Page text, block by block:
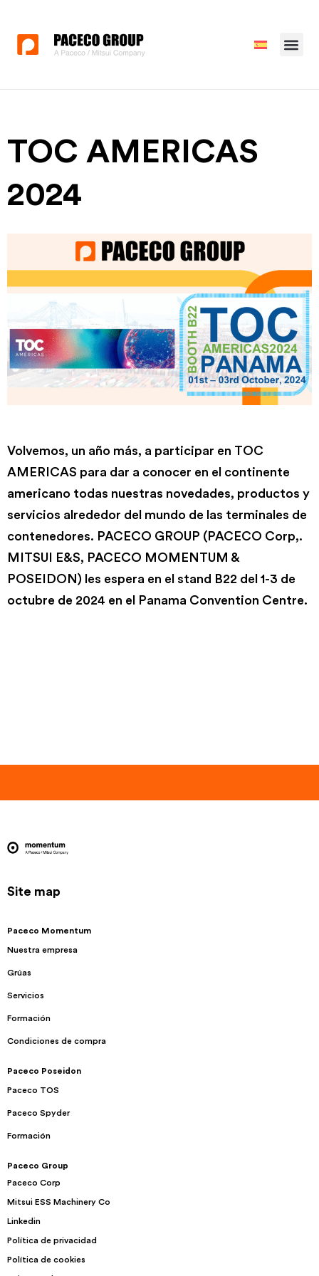
TOC AMERICAS
2024
Volvemos, un año más, a participar en TOC
AMERICAS para dar a conocer en el continente
americano todas nuestras novedades, productos y
servicios alrededor del mundo de las terminales de
contenedores. PACECO GROUP (PACECO Corp,.
MITSUI E&S, PACECO MOMENTUM &
POSEIDON) les espera en el stand B22 del 1-3 de
octubre de 2024 en el Panama Convention Centre.
Site map
Paceco Momentum
Nuestra empresa
Grúas
Servicios
Formación
Condiciones de compra
Paceco Poseidon
Paceco TOS
Paceco Spyder
Formación
Paceco Group
Paceco Corp
Mitsui ESS Machinery Co
Linkedin
Política de privacidad
Política de cookies